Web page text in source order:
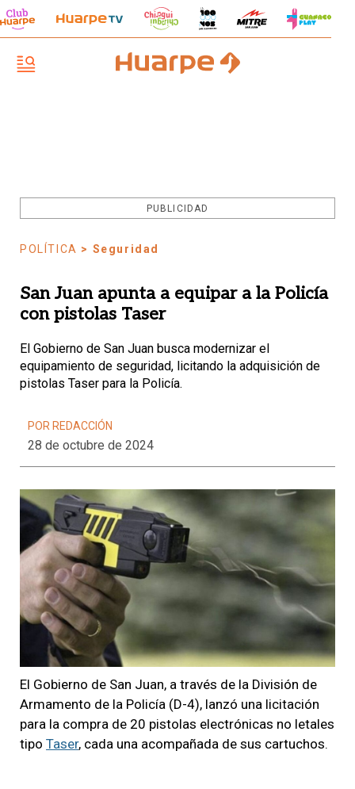
PUBLICIDAD
POLÍTICA > Seguridad
San Juan apunta a equipar a la Policía
con pistolas Taser
El Gobierno de San Juan busca modernizar el
equipamiento de seguridad, licitando la adquisición de
pistolas Taser para la Policía.
POR REDACCIÓN
28 de octubre de 2024
El Gobierno de San Juan, a través de la División de
Armamento de la Policía (D-4), lanzó una licitación
para la compra de 20 pistolas electrónicas no letales
tipo Taser, cada una acompañada de sus cartuchos.